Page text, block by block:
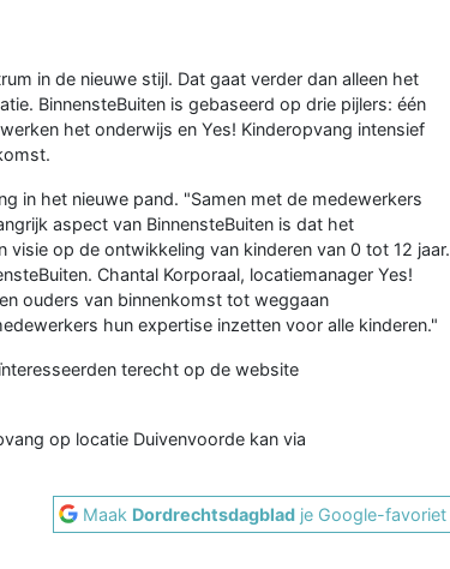
in de nieuwe stijl. Dat gaat verder dan alleen het
BinnensteBuiten is gebaseerd op drie pijlers: één
het onderwijs en Yes! Kinderopvang intensief
in het nieuwe pand. "Samen met de medewerkers
aspect van BinnensteBuiten is dat het
op de ontwikkeling van kinderen van 0 tot 12 jaar.
Chantal Korporaal, locatiemanager Yes!
ouders van binnenkomst tot weggaan
hun expertise inzetten voor alle kinderen."
terecht op de website
op locatie Duivenvoorde kan via
Maak Dordrechtsdagblad je Google-favoriet